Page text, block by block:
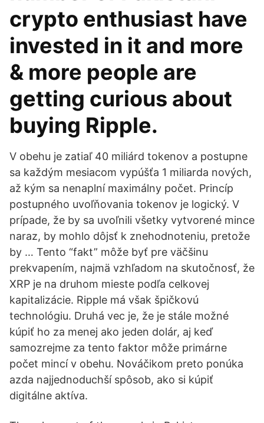
crypto enthusiast have
invested in it and more
& more people are
getting curious about
buying Ripple.
V obehu je zatiaľ 40 miliárd tokenov a postupne
sa každým mesiacom vypúšťa 1 miliarda nových,
až kým sa nenaplní maximálny počet. Princíp
postupného uvoľňovania tokenov je logický. V
prípade, že by sa uvoľnili všetky vytvorené mince
naraz, by mohlo dôjsť k znehodnoteniu, pretože
by … Tento “fakt” môže byť pre väčšinu
prekvapením, najmä vzhľadom na skutočnosť, že
XRP je na druhom mieste podľa celkovej
kapitalizácie. Ripple má však špičkovú
technológiu. Druhá vec je, že je stále možné
kúpiť ho za menej ako jeden dolár, aj keď
samozrejme za tento faktor môže primárne
počet mincí v obehu. Nováčikom preto ponúka
azda najjednoduchší spôsob, ako si kúpiť
digitálne aktíva.